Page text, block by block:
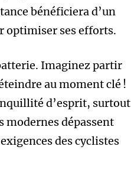
bénéficiera d’un
optimiser ses efforts.
Imaginez partir
au moment clé !
d’esprit, surtout
modernes dépassent
des cyclistes